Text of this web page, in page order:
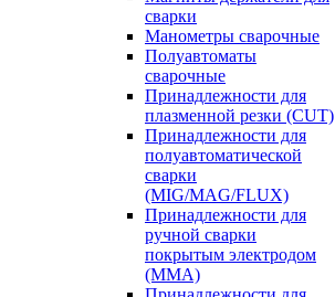
сварки
Манометры сварочные
Полуавтоматы
сварочные
Принадлежности для
плазменной резки (CUT)
Принадлежности для
полуавтоматической
сварки
(MIG/MAG/FLUX)
Принадлежности для
ручной сварки
покрытым электродом
(MMA)